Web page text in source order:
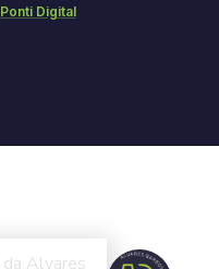
Ponti Digital